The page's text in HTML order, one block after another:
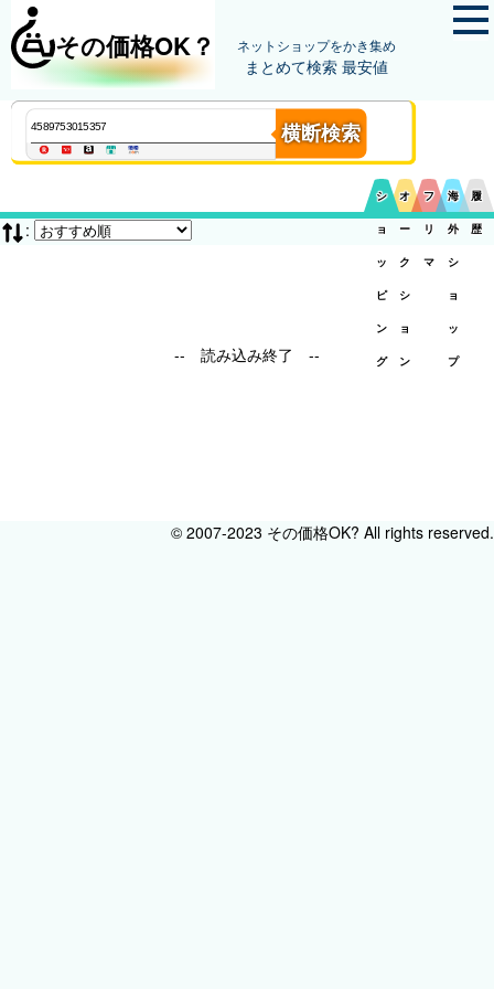
その価格OK？ ネットショップをかき集め
まとめて検索 最安値
横断検索
シ
ョ
ッ
ピ
ン
グ
オ
ー
ク
シ
ョ
ン
フ
リ
マ
海
外
シ
ョ
ッ
プ
履
歴
:
-- 読み込み終了 --
© 2007-2023 その価格OK? All rights reserved.